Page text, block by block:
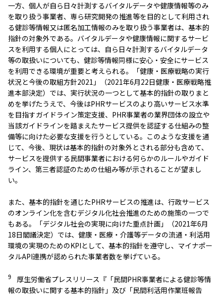
一方、個人が自ら日々計測するバイタルデータや健康情報等のみ
を取り扱う事業者、専ら研究開発の推進等を目的として利用され
る健診等情報又は匿名加工情報のみを取り扱う事業者は、基本的
指針の対象外である。バイタルデータや健康情報に関するサービ
スを利用する個人にとっては、自ら日々計測するバイタルデータ
等の取扱いについても、健診等情報同様に安心・安全にサービス
を利用できる環境が重要と考えられる。「健康・医療戦略の実行
状況と今後の取組方針2021」（2021年6月22日健康・医療戦略推
進本部決定）では、実行状況の一つとして基本的指針の取りまと
めを挙げたうえで、今後はPHRサービスのより高いサービス水準
を目指すガイドライン策定支援、PHR事業者の業界団体の設立や
当該ガイドラインを踏まえたサービス提供を認証する仕組みの整
備等に向けた必要な支援を行うとしている。このような支援を通
じて、今後、現状は基本的指針の対象外とされる部分も含めて、
サービスを提供する民間事業者における何らかのルールやガイド
ライン、第三者認証のための仕組み等が示されることが望まし
い。
また、基本的指針を通じたPHRサービスの推進は、行政サービス
のオンライン化を含むデジタル化社会推進のための施策の一つで
もある。「デジタル社会の実現に向けた重点計画」（2021年6月
18日閣議決定）では、健康・医療・介護等データの流通・利活用
環境の実現のためのKPIとして、基本的指針を遵守し、マイナポー
タルAPI連携が認められた事業者数を挙げている。
9 厚生労働省プレスリリース『「民間PHR事業者による健診等情
報の取扱いに関する基本的指針」及び「民間利活用作業班報告